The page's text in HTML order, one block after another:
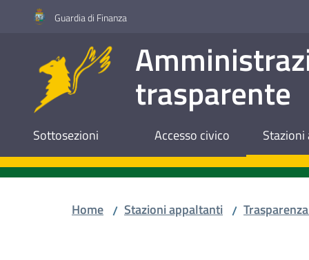
Vai al contenuto
Vai alla navigazione
Vai al footerGuardia di Finanza
trasparente
Sottosezioni Accesso civico
Home / Stazioni appaltanti /